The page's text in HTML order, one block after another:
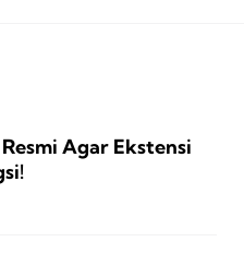
Agar Ekstensi